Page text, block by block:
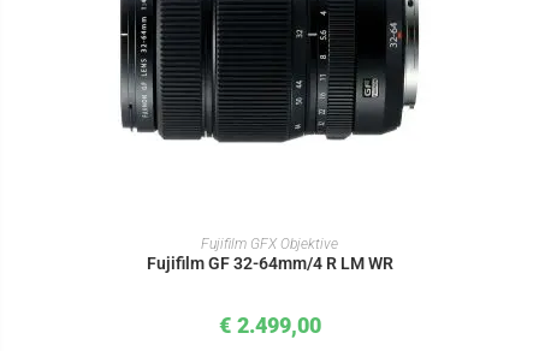
IN DEN WARENKORB
Fujifilm GFX Objektive
Fujifilm GF 32-64mm/4 R LM WR
€ 2.499,00